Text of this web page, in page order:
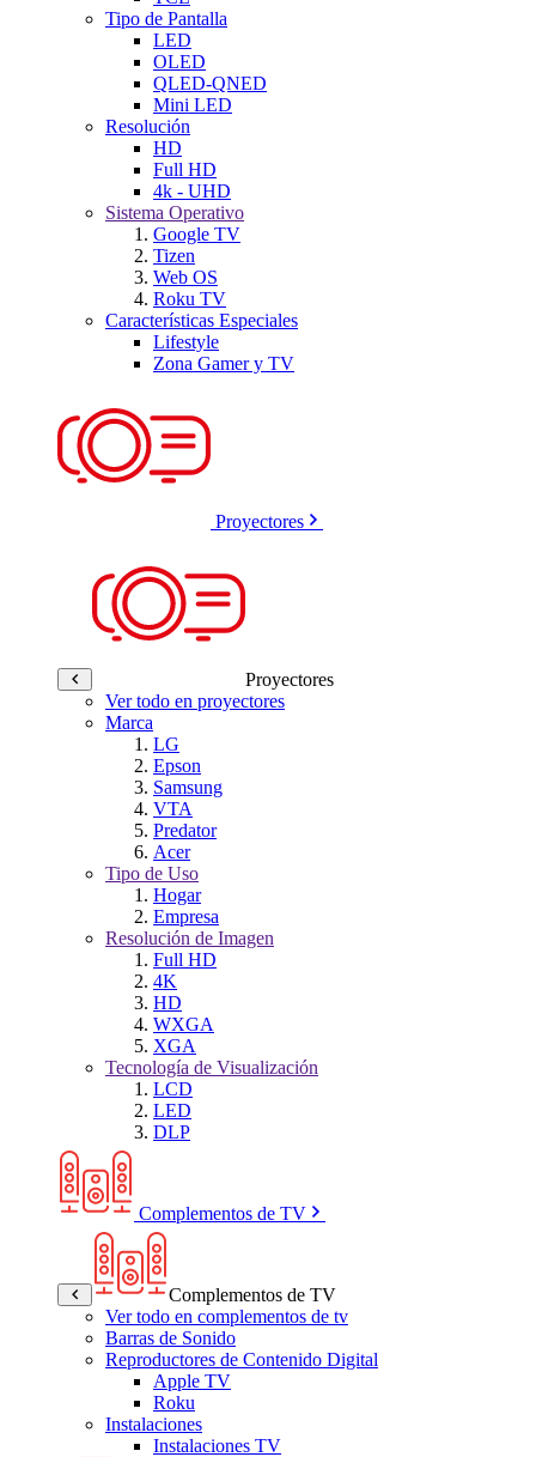
Tipo de Pantalla
LED
OLED
QLED-QNED
Mini LED
Resolución
HD
Full HD
4k - UHD
Sistema Operativo
Google TV
Tizen
Web OS
Roku TV
Características Especiales
Lifestyle
Zona Gamer y TV
Proyectores
Proyectores
Ver todo en proyectores
Marca
LG
Epson
Samsung
VTA
Predator
Acer
Tipo de Uso
Hogar
Empresa
Resolución de Imagen
Full HD
4K
HD
WXGA
XGA
Tecnología de Visualización
LCD
LED
DLP
Complementos de TV
Complementos de TV
Ver todo en complementos de tv
Barras de Sonido
Reproductores de Contenido Digital
Apple TV
Roku
Instalaciones
Instalaciones TV